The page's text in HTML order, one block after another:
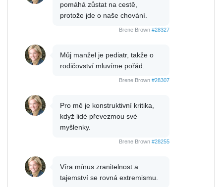
pomáhá zůstat na cestě,
protože jde o naše chování.
Brene Brown #28327
Můj manžel je pediatr, takže o
rodičovství mluvíme pořád.
Brene Brown #28307
Pro mě je konstruktivní kritika,
když lidé převezmou své
myšlenky.
Brene Brown #28255
Víra mínus zranitelnost a
tajemství se rovná extremismu.